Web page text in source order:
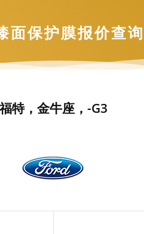
面保护膜报价查
特，金牛座，-G3